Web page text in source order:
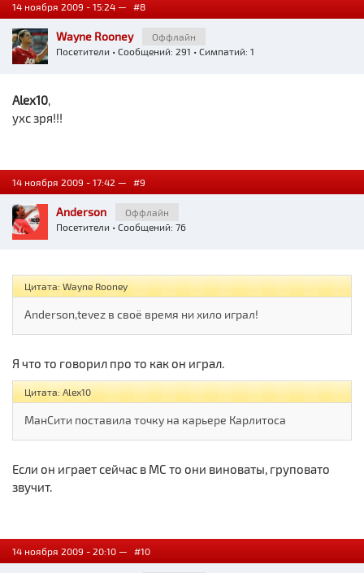
14 ноября 2009 - 15:24 — #8
Wayne Rooney
Оффлайн
Посетители • Сообщений: 291 • Симпатий: 1
Alex10,
ухс зря!!!
14 ноября 2009 - 17:42 — #9
Anderson
Оффлайн
Посетители • Сообщений: 76
Цитата: Wayne Rooney
Anderson,tevez в своё время ни хило играл!
Я что то говорил про то как он играл.
Цитата: Alex10
МанСити поставила точку на карьере Карлитоса
Если он играет сейчас в МС то они виноваты, груповато
звучит.
14 ноября 2009 - 20:10 — #10